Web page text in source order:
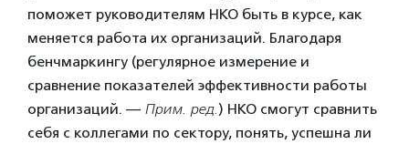
поможет руководителям НКО быть в курсе, как
меняется работа их организаций. Благодаря
бенчмаркингу (регулярное измерение и
сравнение показателей эффективности работы
организаций. — Прим. ред.) НКО смогут сравнить
себя с коллегами по сектору, понять, успешна ли